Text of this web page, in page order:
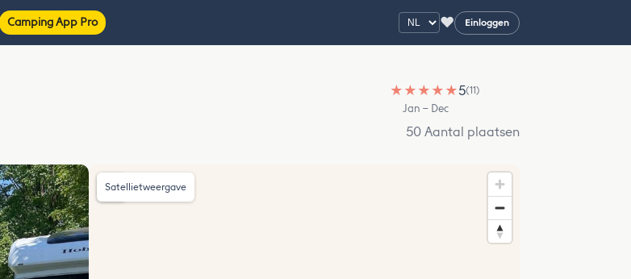
Camping App Pro ♥ Einloggen
★ ★ ★ ★ ★5(11)
Jan – Dec
50 Aantal plaatsen
Satellietweergave